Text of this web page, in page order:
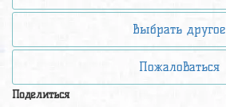
Выбрать другое
Пожаловаться
Поделиться